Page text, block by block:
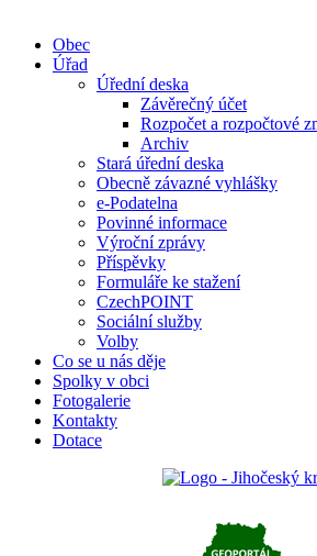
Obec
Úřad
Úřední deska
Závěrečný účet
Rozpočet a rozpočtové
Archiv
Stará úřední deska
Obecně závazné vyhlášky
e-Podatelna
Povinné informace
Výroční zprávy
Příspěvky
Formuláře ke stažení
CzechPOINT
Sociální služby
Volby
Co se u nás děje
Spolky v obci
Fotogalerie
Kontakty
Dotace